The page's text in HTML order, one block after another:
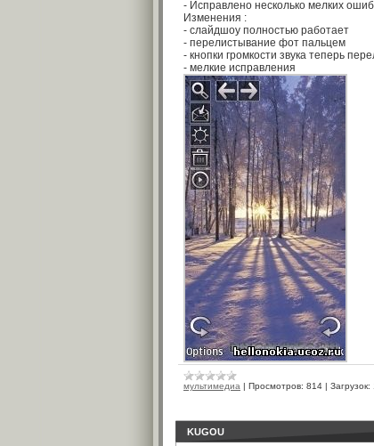
- Исправлено несколько мелких
Изменения :
- слайдшоу полностью работает
- перелистывание фот пальцем
- кнопки громкости звука теперь
- мелкие исправления
мультимедиа | Просмотров: 814 | Загрузок:
KUGOU